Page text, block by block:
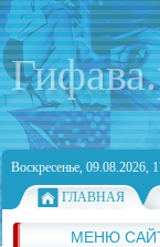
Воскресенье, 09.08.2026,
ГЛАВНАЯ
МЕНЮ